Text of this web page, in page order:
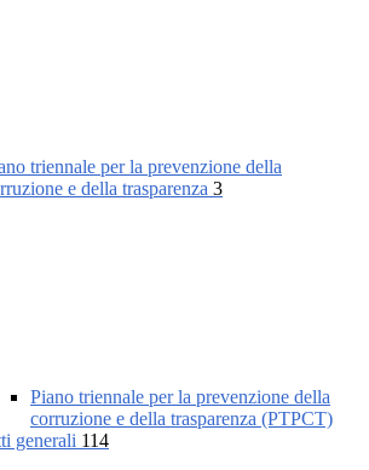
triennale per la prevenzione della
e della trasparenza 3
Piano triennale per la prevenzione della
corruzione e della trasparenza (PTPCT)
generali 114